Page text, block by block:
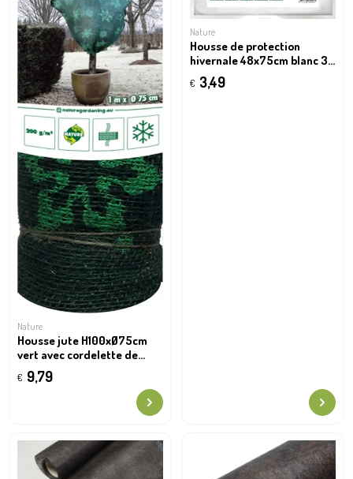
Nature
Housse jute H100xØ75cm
vert avec cordelette de
serrage
€ 9,79
Nature
Housse de protection
hivernale 48x75cm blanc 3
pièces
€ 3,49